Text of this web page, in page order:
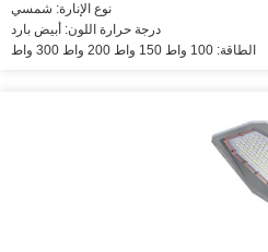
نوع الإنارة: شمسي
درجة حرارة اللون: أبيض بارد
الطاقة: 100 واط 150 واط 200 واط 300 واط